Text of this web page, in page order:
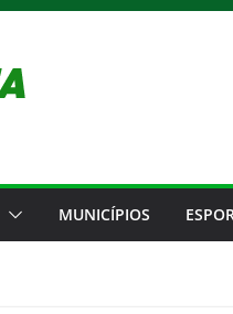
MUNICÍPIOS